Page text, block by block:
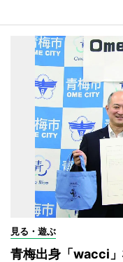
見る・遊ぶ
青梅出身「wacci